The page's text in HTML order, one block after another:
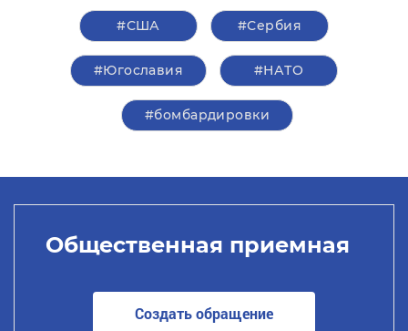
#США #Сербия
#Югославия #НАТО
#бомбардировки
Общественная приемная
Создать обращение